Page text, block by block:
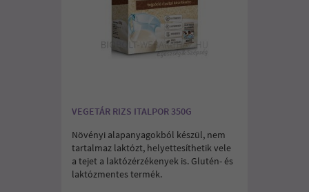
VEGETÁR RIZS ITALPOR 350G
Növényi alapanyagokból készül, nem
tartalmaz laktózt, helyettesíthetik vele
a tejet a laktózérzékenyek is. Glutén- és
laktózmentes termék.